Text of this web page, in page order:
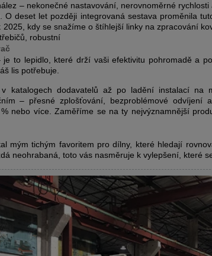
– nekonečné nastavování, nerovnoměrné rychlosti
O deset let později integrovaná sestava proměnila
kdy se snažíme o štíhlejší linky na zpracování
robustní
to lepidlo, které drží vaši efektivitu pohromadě a
lis potřebuje.
katalogech dodavatelů až po ladění instalací na
– přesné zplošťování, bezproblémové odvíjení
nebo více.
Zaměříme se na ty nejvýznamnější
mým tichým favoritem pro dílny, které hledají
neohrabaná, toto vás nasměruje k vylepšení, které